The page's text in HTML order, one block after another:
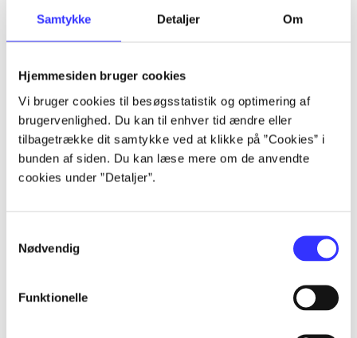
Samtykke Detaljer Om
Hjemmesiden bruger cookies
Vi bruger cookies til besøgsstatistik og optimering af
brugervenlighed. Du kan til enhver tid ændre eller
tilbagetrække dit samtykke ved at klikke på ”Cookies” i
bunden af siden. Du kan læse mere om de anvendte
cookies under ”Detaljer”.
Nødvendig
Funktionelle
Artikler
...
...
...
...